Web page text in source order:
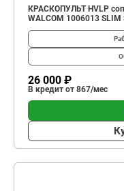
КРАСКОПУЛЬТ НVLP
WALCOM 1006013 SLIM
26 000 ₽
В кредит от 867/мес